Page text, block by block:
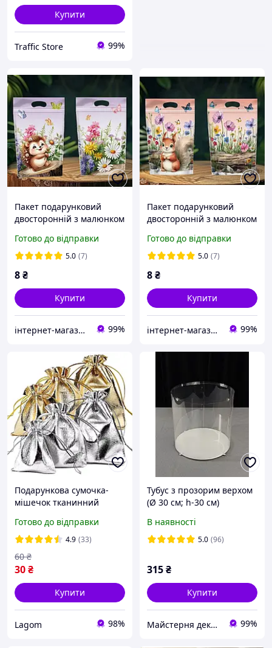
Купити
Traffic Store 99%
Пакет подарунковий
двосторонній з малюнком
ручкою 22 х15 см
дитячий для солодощів
Готово до відправки
5.0 (7)
8₴
Купити
інтернет-магазин Теремок 99%
Пакет подарунковий
двосторонній з малюнком
ручкою 22 х15 см
дитячий для солодощів
Готово до відправки
5.0 (7)
8₴
Купити
інтернет-магазин Теремок 99%
Подарункова сумочка-
мішечок тканинний
для подарунків
Готово до відправки
4.9 (33)
30₴
60 ₴
Купити
Lagom 98%
Тубус з прозорим верхом
(Ø 30 см; h-30 см)
В наявності
5.0 (96)
315₴
Купити
Майстерня декору з дерева "Lioncorp" 99%